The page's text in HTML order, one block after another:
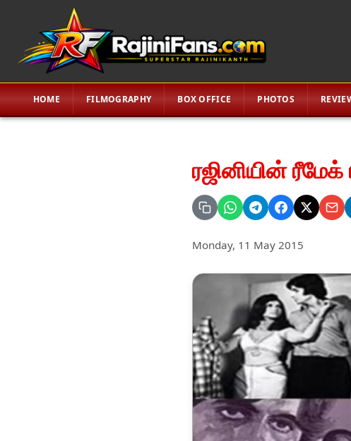
HOME FILMOGRAPHY BOX OFFICE PHOTOS
ரஜினியின்
Monday, 11 May 2015